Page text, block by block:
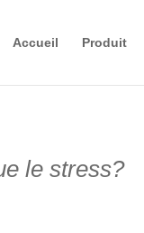
Accueil Produit
le stress?